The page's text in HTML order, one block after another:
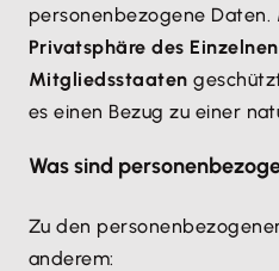
personenbezogene
Privatsphäre des
Mitgliedsstaaten
es einen Bezug zu einer
Was sind
Zu den
anderem: